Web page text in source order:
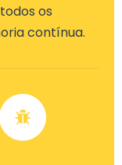
os
contínua.